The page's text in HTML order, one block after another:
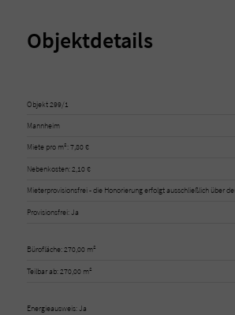
Objektdetails
Objekt 299/1
Mannheim
Miete pro m²: 7,80 €
Nebenkosten: 2,10 €
Mieterprovisionsfrei - die Honorierung erfolgt ausschließlich über
Provisionsfrei: Ja
Bürofläche: 270,00 m²
Teilbar ab: 270,00 m²
Energieausweis: Ja